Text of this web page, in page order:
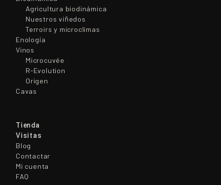
Agricultura biodinámica
Nuestros viñedos
Terroirs y microclimas
Enología
Vinos
Microcuvée
R-Evolution
Origen
Cavas
Tienda
Visitas
Blog
Contactar
Mi cuenta
FAQ